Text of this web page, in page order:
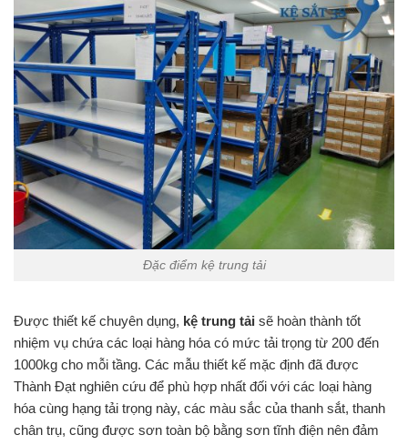
Đặc điểm kệ trung tải
Được thiết kế chuyên dụng, kệ trung tải sẽ hoàn thành tốt
nhiệm vụ chứa các loại hàng hóa có mức tải trọng từ 200 đến
1000kg cho mỗi tầng. Các mẫu thiết kế mặc định đã được
Thành Đạt nghiên cứu để phù hợp nhất đối với các loại hàng
hóa cùng hạng tải trọng này, các màu sắc của thanh sắt, thanh
chân trụ, cũng được sơn toàn bộ bằng sơn tĩnh điện nên đảm